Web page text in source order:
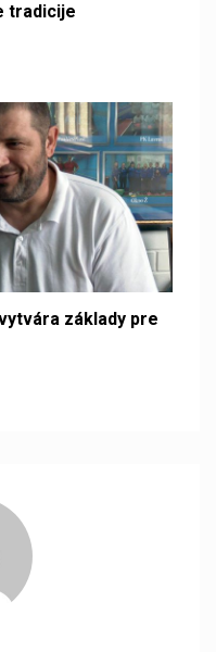
tradicije
základy pre